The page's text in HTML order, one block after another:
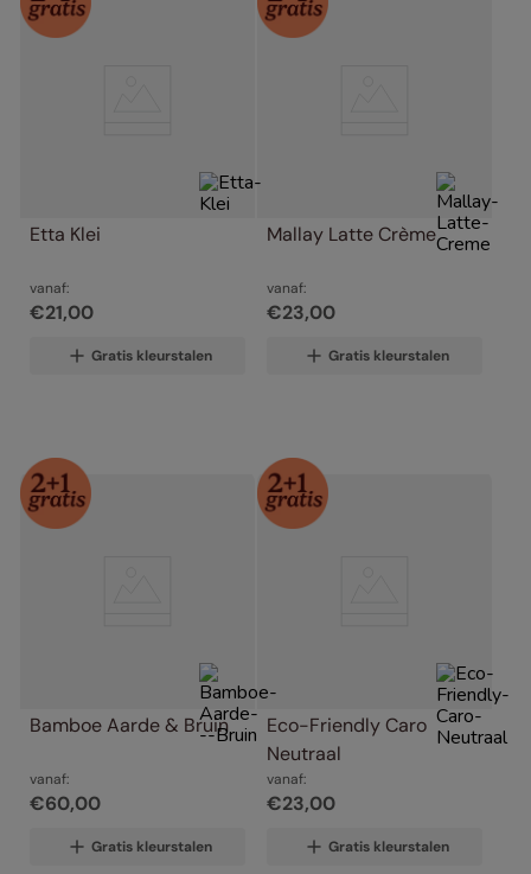
Etta Klei
vanaf:
€21,00
Gratis kleurstalen
Mallay Latte Crème
vanaf:
€23,00
Gratis kleurstalen
Bamboe Aarde & Bruin
vanaf:
€60,00
Gratis kleurstalen
Eco-Friendly Caro
Neutraal
vanaf:
€23,00
Gratis kleurstalen